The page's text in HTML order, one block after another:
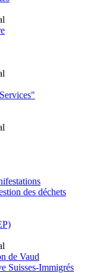
des déchets
de Vaud
Suisses-Immigrés